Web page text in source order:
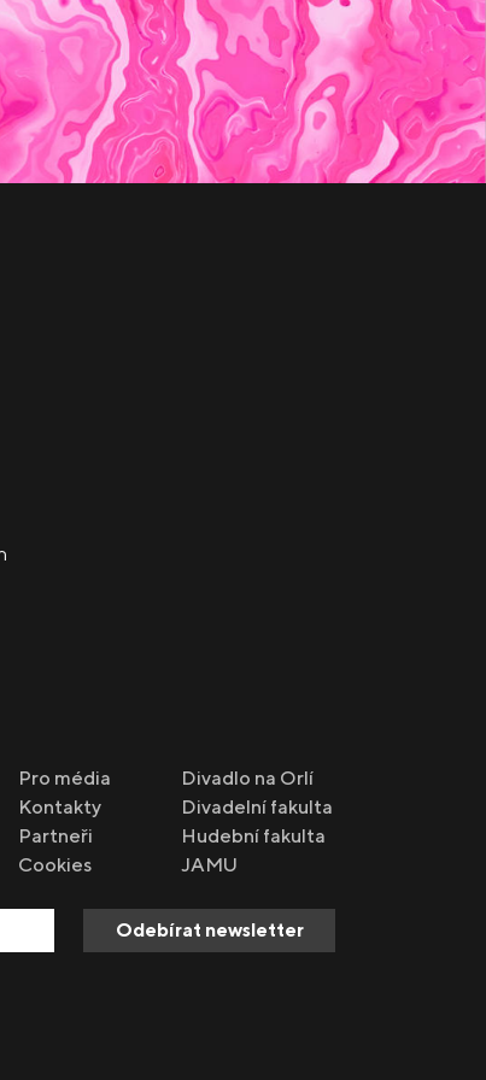
Pro média
Kontakty
Partneři
Cookies
Divadlo na Orlí
Divadelní fakulta
Hudební fakulta
JAMU